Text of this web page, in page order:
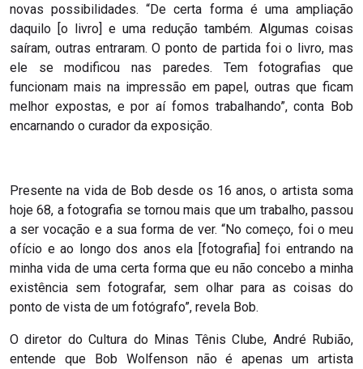
novas possibilidades. “De certa forma é uma ampliação
daquilo [o livro] e uma redução também. Algumas coisas
saíram, outras entraram. O ponto de partida foi o livro, mas
ele se modificou nas paredes. Tem fotografias que
funcionam mais na impressão em papel, outras que ficam
melhor expostas, e por aí fomos trabalhando”, conta Bob
encarnando o curador da exposição.
Presente na vida de Bob desde os 16 anos, o artista soma
hoje 68, a fotografia se tornou mais que um trabalho, passou
a ser vocação e a sua forma de ver. “No começo, foi o meu
ofício e ao longo dos anos ela [fotografia] foi entrando na
minha vida de uma certa forma que eu não concebo a minha
existência sem fotografar, sem olhar para as coisas do
ponto de vista de um fotógrafo”, revela Bob.
O diretor do Cultura do Minas Tênis Clube, André Rubião,
entende que Bob Wolfenson não é apenas um artista